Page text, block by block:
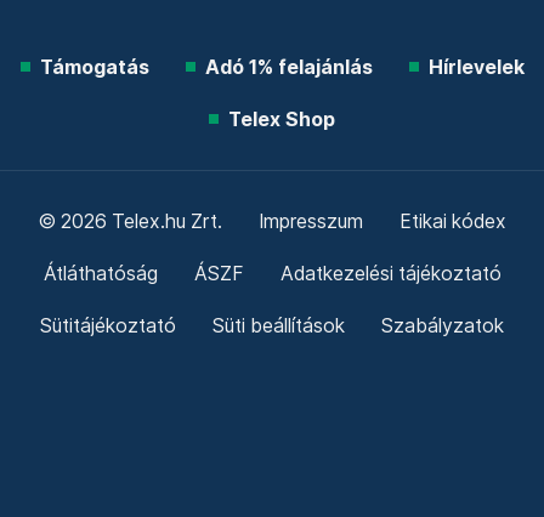
Támogatás Adó 1% felajánlás Hírlevelek
Telex Shop
© 2026 Telex.hu Zrt. Impresszum Etikai kódex
Átláthatóság ÁSZF Adatkezelési tájékoztató
Sütitájékoztató Süti beállítások Szabályzatok